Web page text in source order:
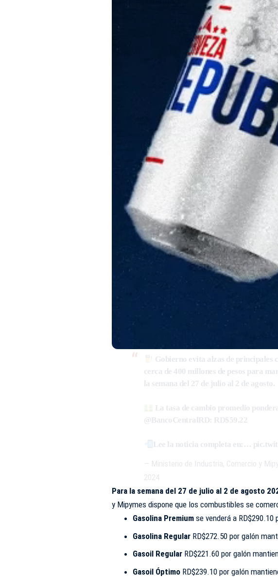
Gobierno evita alzas de principales
cerca de 400 millones de pesos para
la semana del 27 de julio al 2 de agosto.
La tasa de cambio promedio
@BancoCentralRD: RD$59.22
Lee la noticia completa en:…
— Ministerio de Industria, Comercio y
2024
Para la semana del 27 de julio al 2 de agosto
y Mipymes dispone que los combustibles se
Gasolina Premium se venderá a
Gasolina RegularRD$272.50 por galón
Gasoil Regular RD$221.60 por galón
Gasoil ÓptimoRD$239.10 por galón